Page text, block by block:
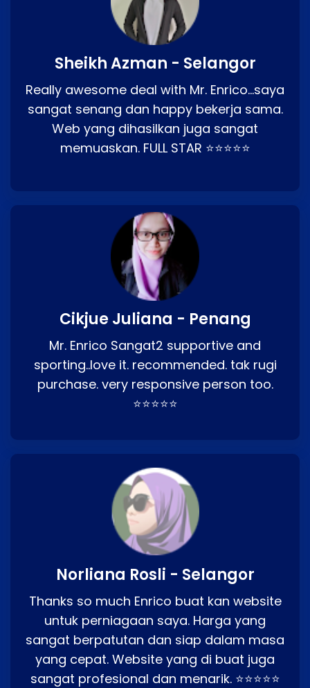
Sheikh Azman - Selangor
Really awesome deal with Mr. Enrico…saya
sangat senang dan happy bekerja sama.
Web yang dihasilkan juga sangat
memuaskan. FULL STAR ⭐⭐⭐⭐⭐
Cikjue Juliana - Penang
Mr. Enrico Sangat2 supportive and
sporting..love it. recommended. tak rugi
purchase. very responsive person too.
⭐⭐⭐⭐⭐
Norliana Rosli - Selangor
Thanks so much Enrico buat kan website
untuk perniagaan saya. Harga yang
sangat berpatutan dan siap dalam masa
yang cepat. Website yang di buat juga
sangat profesional dan menarik. ⭐⭐⭐⭐⭐